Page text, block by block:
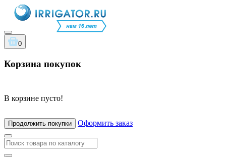
0
Корзина покупок
В корзине пусто!
Продолжить покупки Оформить заказ